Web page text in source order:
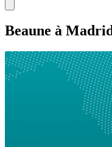
Beaune à